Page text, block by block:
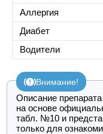
Аллергия
Диабет
Водители
Внимание!
Описание
на основе
табл. №10 и
только для